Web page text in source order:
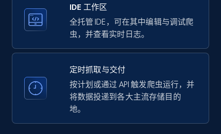
Instagram - Profiles
business account, Is professional account, Is
verified, and more.
22.3K+ 3.5K+ 注册使用
IDE 工作区
全托管 IDE，可在其中编辑与调试爬
虫，并查看实时日志。
定时抓取与交付
按计划或通过 API 触发爬虫运行，并
将数据投递到各大主流存储目的
地。